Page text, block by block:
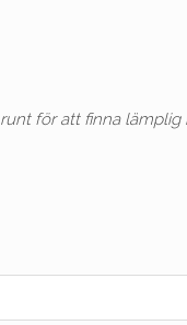
för att finna lämplig